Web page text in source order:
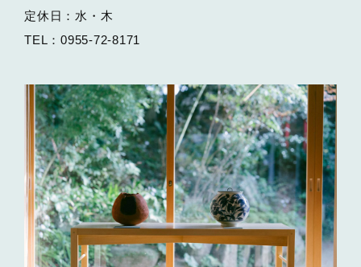
定休日：水・木
TEL：0955-72-8171